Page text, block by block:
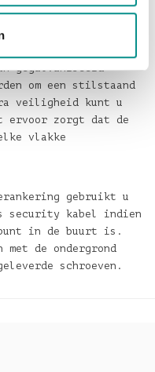
roestvrij staal-
gegalvaniseerd
om een stilstaand
veiligheid kunt u
ervoor zorgt dat de
vlakke
gebruikt u
security kabel indien
in de buurt is.
de ondergrond
schroeven.